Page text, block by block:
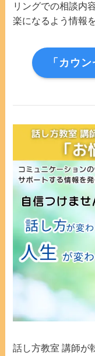
リングでの相談内
楽になるよう情報
「カウ
話し方教室 講師が